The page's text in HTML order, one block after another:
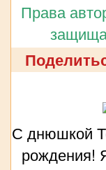
Права
С днюшкой
рождения!